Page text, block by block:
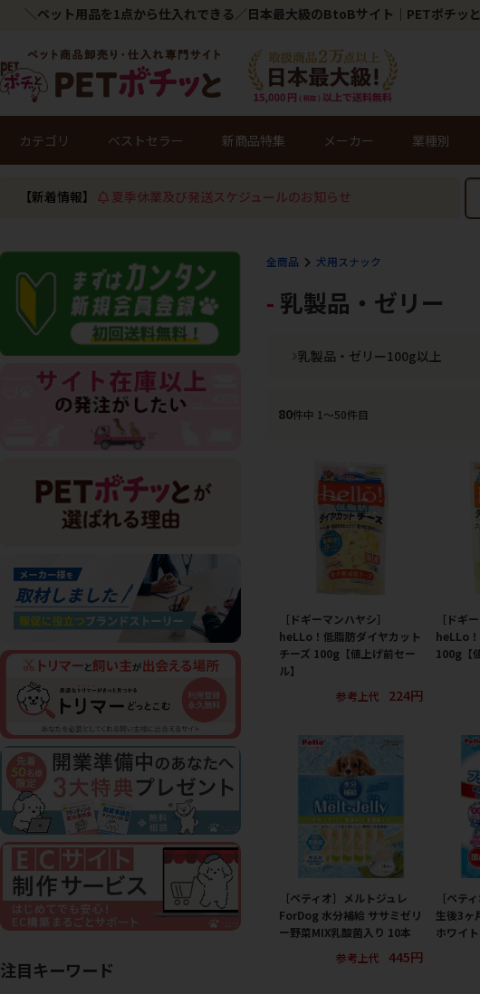
＼ペット用品を1点から仕入れできる／日本最大級のBtoBサイト｜PETポチッと
カテゴリ ベストセラー 新商品特集 メーカー 業種別
【新着情報】 夏季休業及び発送スケジュールのお知らせ
全商品 犬用スナック
乳製品・ゼリー
乳製品・ゼリー100g以上
80件中 1〜50件目
［ドギーマンハヤシ］
heLLo！低脂肪ダイヤカット
チーズ 100g【値上げ前セー
ル】
参考上代
224円
［ドギ
heLLo
100g【
［ペティオ］メルトジュレ
ForDog 水分補給 ササミゼリ
ー野菜MIX乳酸菌入り 10本
参考上代
445円
［ペテ
生後3ヶ
ホワイ
注目キーワード